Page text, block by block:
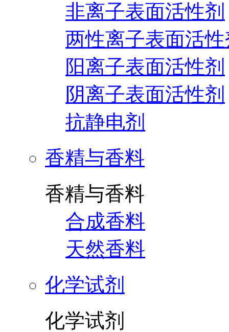
非离子表面活性剂
两性离子表面活
阳离子表面活性剂
阴离子表面活性剂
抗静电剂
香精与香料
香精与香料
合成香料
天然香料
化学试剂
化学试剂